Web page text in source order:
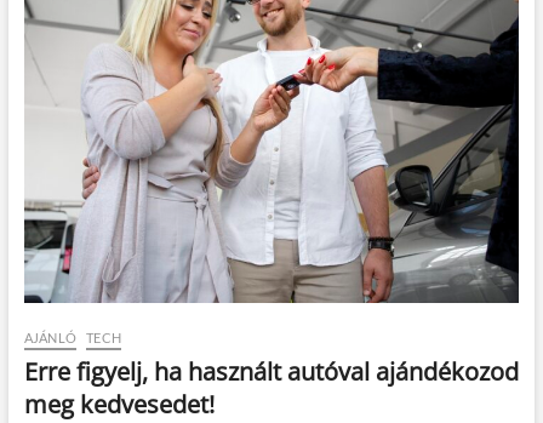
AJÁNLÓ TECH
Erre figyelj, ha használt autóval ajándékozod
meg kedvesedet!